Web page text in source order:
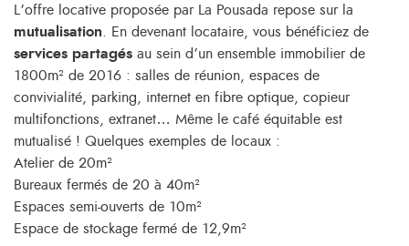
L’offre locative proposée par La Pousada repose sur la
mutualisation . En devenant locataire, vous bénéficiez de
services partagés au sein d’un ensemble immobilier de
1800m² de 2016 : salles de réunion, espaces de
convivialité, parking, internet en fibre optique, copieur
multifonctions, extranet… Même le café équitable est
mutualisé ! Quelques exemples de locaux :
Atelier de 20m²
Bureaux fermés de 20 à 40m²
Espaces semi-ouverts de 10m²
Espace de stockage fermé de 12,9m²